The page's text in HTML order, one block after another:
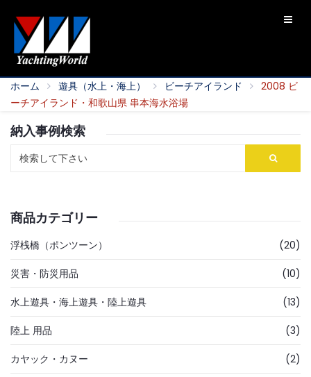
ホーム 遊具（水上・海上） ビーチアイランド
2008 ビ
ーチアイランド・和歌山県 串本海水浴場
納入事例検索
商品カテゴリー
浮桟橋（ポンツーン）
(20)
災害・防災用品 (10)
水上遊具・海上遊具・陸上遊具 (13)
陸上 用品 (3)
カヤック・カヌー (2)